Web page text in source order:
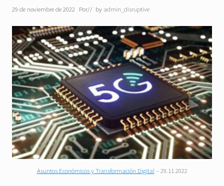
29 de noviembre de 2022 Por// by admin_disruptive
Asuntos Económicos y Transformación Digital– 29.11.2022